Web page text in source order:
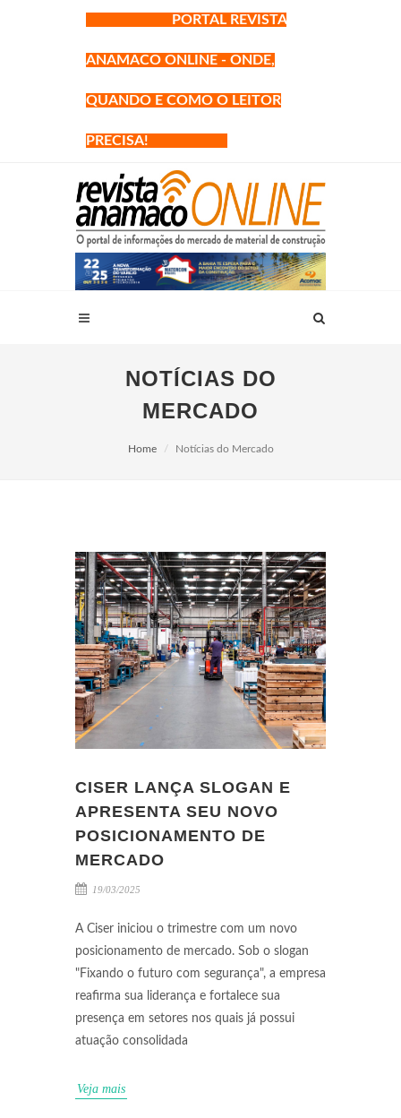
PORTAL REVISTA
ANAMACO ONLINE - ONDE,
QUANDO E COMO O LEITOR
PRECISA!
NOTÍCIAS DO
MERCADO
Home Notícias do Mercado
CISER LANÇA SLOGAN E
APRESENTA SEU NOVO
POSICIONAMENTO DE
MERCADO
19/03/2025
A Ciser iniciou o trimestre com um novo
posicionamento de mercado. Sob o slogan
"Fixando o futuro com segurança", a empresa
reafirma sua liderança e fortalece sua
presença em setores nos quais já possui
atuação consolidada
Veja mais